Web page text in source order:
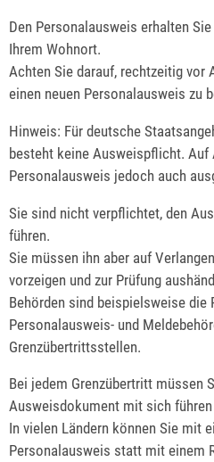
Den Personalausweis erhalten
Ihrem Wohnort.
Achten Sie darauf, rechtzeitig vor
einen neuen Personalausweis zu
Hinweis: Für deutsche
besteht keine Ausweispflicht. Auf
Personalausweis jedoch auch
Sie sind nicht verpflichtet, den
führen.
Sie müssen ihn aber auf
vorzeigen und zur Prüfung
Behörden sind beispielsweise die
Personalausweis- und
Grenzübertrittsstellen.
Bei jedem Grenzübertritt müssen
Ausweisdokument mit sich
In vielen Ländern können Sie mit
Personalausweis statt mit einem